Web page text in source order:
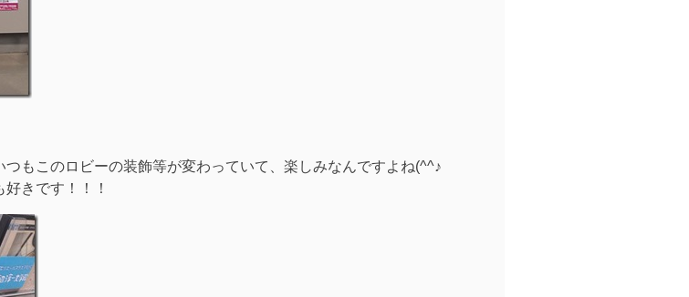
もこのロビーの装飾等が変わっていて、楽しみなんですよね(^^♪
きです！！！